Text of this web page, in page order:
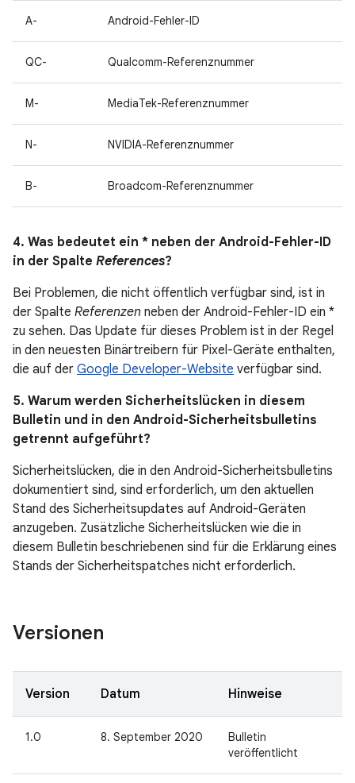
A- Android-Fehler-ID
QC- Qualcomm-Referenznummer
M- MediaTek-Referenznummer
N- NVIDIA-Referenznummer
B- Broadcom-Referenznummer
4. Was bedeutet ein * neben der Android-Fehler-ID
in der Spalte References?
Bei Problemen, die nicht öffentlich verfügbar sind, ist in
der Spalte Referenzen neben der Android-Fehler-ID ein *
zu sehen. Das Update für dieses Problem ist in der Regel
in den neuesten Binärtreibern für Pixel-Geräte enthalten,
die auf der Google Developer-Website verfügbar sind.
5. Warum werden Sicherheitslücken in diesem
Bulletin und in den Android-Sicherheitsbulletins
getrennt aufgeführt?
Sicherheitslücken, die in den Android-Sicherheitsbulletins
dokumentiert sind, sind erforderlich, um den aktuellen
Stand des Sicherheitsupdates auf Android-Geräten
anzugeben. Zusätzliche Sicherheitslücken wie die in
diesem Bulletin beschriebenen sind für die Erklärung eines
Stands der Sicherheitspatches nicht erforderlich.
Versionen
Version Datum Hinweise
1.0 8. September 2020
Bulletin
veröffentlicht